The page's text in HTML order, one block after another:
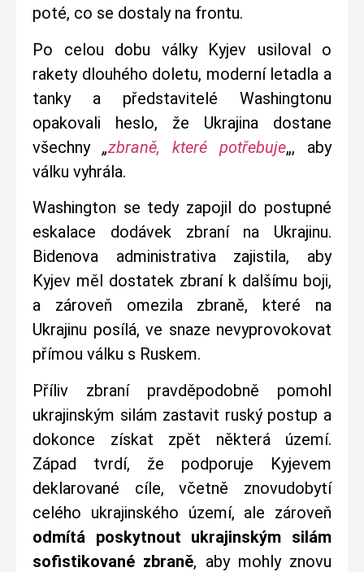
poté, co se dostaly na frontu.
Po celou dobu války Kyjev usiloval o
rakety dlouhého doletu, moderní letadla a
tanky a představitelé Washingtonu
opakovali heslo, že Ukrajina dostane
všechny „zbraně, které potřebuje„, aby
válku vyhrála.
Washington se tedy zapojil do postupné
eskalace dodávek zbraní na Ukrajinu.
Bidenova administrativa zajistila, aby
Kyjev měl dostatek zbraní k dalšímu boji,
a zároveň omezila zbraně, které na
Ukrajinu posílá, ve snaze nevyprovokovat
přímou válku s Ruskem.
Příliv zbraní pravděpodobně pomohl
ukrajinským silám zastavit ruský postup a
dokonce získat zpět některá území.
Západ tvrdí, že podporuje Kyjevem
deklarované cíle, včetně znovudobytí
celého ukrajinského území, ale zároveň
odmítá poskytnout ukrajinským silám
sofistikované zbraně, aby mohly znovu